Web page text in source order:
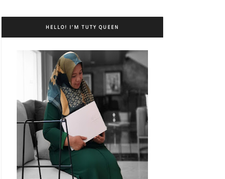
HELLO! I’M TUTY QUEEN